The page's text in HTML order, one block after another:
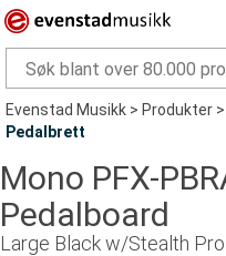
Evenstad Musikk>Produkter
Pedalbrett
Mono PFX-
Pedalboard
Large Black w/Stealth